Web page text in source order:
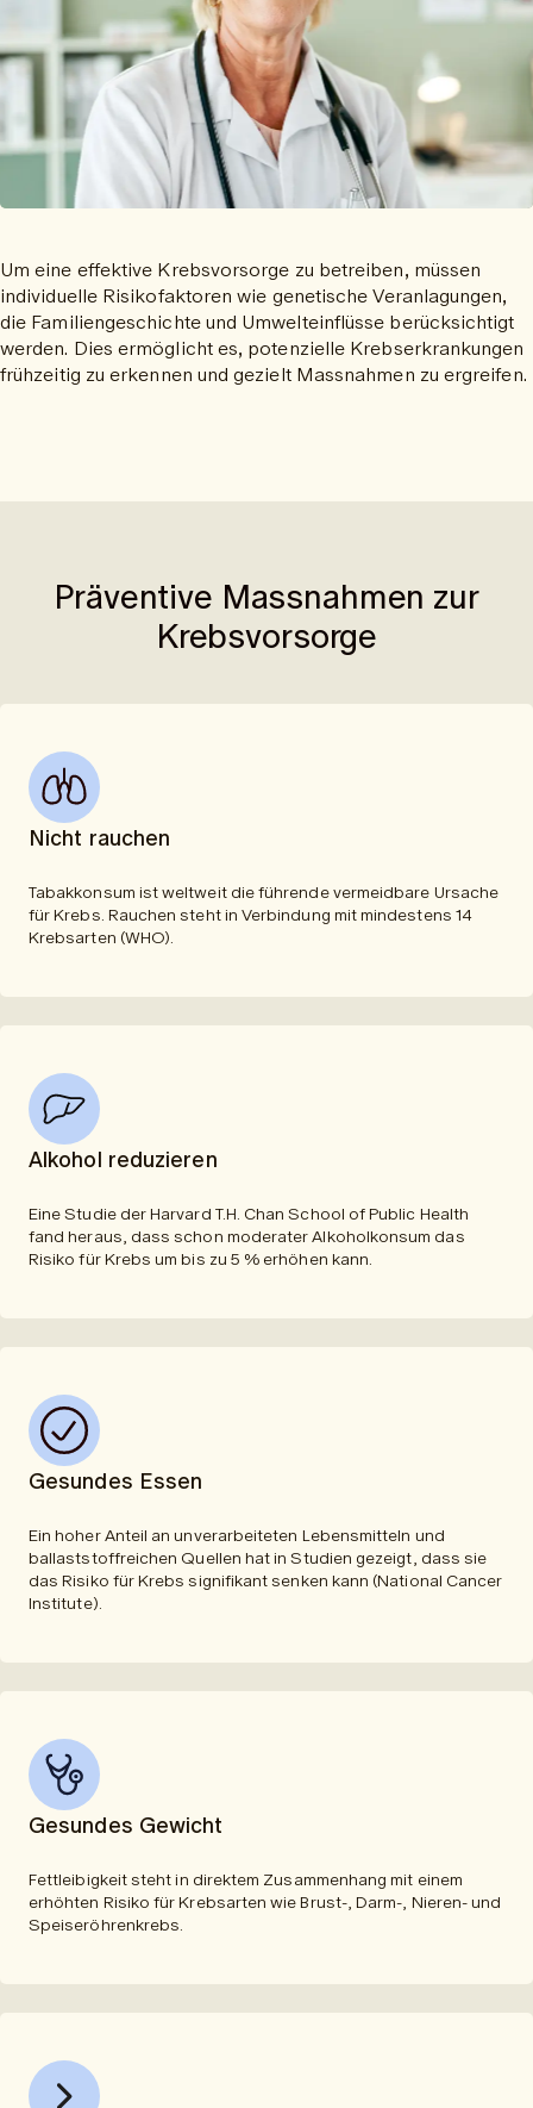
Um eine effektive Krebsvorsorge zu betreiben, müssen
individuelle Risikofaktoren wie genetische Veranlagungen,
die Familiengeschichte und Umwelteinflüsse berücksichtigt
werden. Dies ermöglicht es, potenzielle Krebserkrankungen
frühzeitig zu erkennen und gezielt Massnahmen zu ergreifen.
Präventive Massnahmen zur
Krebsvorsorge
Nicht rauchen
Tabakkonsum ist weltweit die führende vermeidbare Ursache
für Krebs. Rauchen steht in Verbindung mit mindestens 14
Krebsarten (WHO).
Alkohol reduzieren
Eine Studie der Harvard T.H. Chan School of Public Health
fand heraus, dass schon moderater Alkoholkonsum das
Risiko für Krebs um bis zu 5 % erhöhen kann.
Gesundes Essen
Ein hoher Anteil an unverarbeiteten Lebensmitteln und
ballaststoffreichen Quellen hat in Studien gezeigt, dass sie
das Risiko für Krebs signifikant senken kann (National Cancer
Institute).
Gesundes Gewicht
Fettleibigkeit steht in direktem Zusammenhang mit einem
erhöhten Risiko für Krebsarten wie Brust-, Darm-, Nieren- und
Speiseröhrenkrebs.